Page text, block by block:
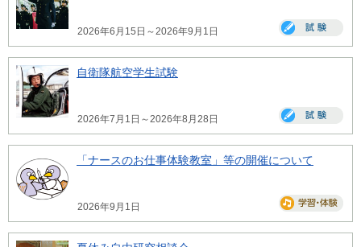
2026年6月15日～2026年9月1日
自衛隊航空学生試験
2026年7月1日～2026年8月28日
「ナースのお仕事体験教室」等の開催について
2026年9月1日